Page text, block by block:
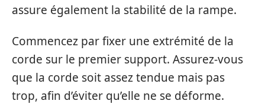
assure également la stabilité de la rampe.
Commencez par fixer une extrémité de la
corde sur le premier support. Assurez-vous
que la corde soit assez tendue mais pas
trop, afin d’éviter qu’elle ne se déforme.